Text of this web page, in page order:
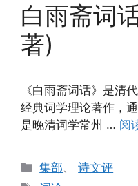
白雨斋词
著)
《白雨斋词话》是清
经典词学理论著作，
是晚清词学常州 … 阅
分
类
集部、诗文评